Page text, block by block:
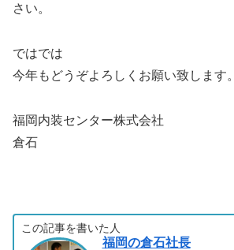
さい。
ではでは
今年もどうぞよろしくお願い致します。
福岡内装センター株式会社
倉石
この記事を書いた人
福岡の倉石社長